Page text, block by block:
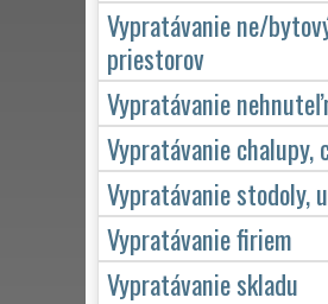
Vypratávanie ne/
priestorov
Vypratávanie
Vypratávanie chalupy,
Vypratávanie stodoly,
Vypratávanie firiem
Vypratávanie skladu